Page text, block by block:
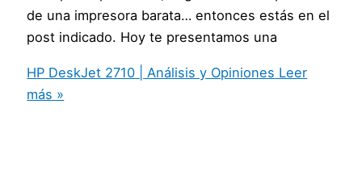
de una impresora barata… entonces estás en el
post indicado. Hoy te presentamos una
HP DeskJet 2710 | Análisis y Opiniones Leer
más »